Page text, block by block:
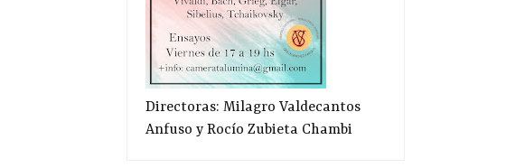
Directoras: Milagro Valdecantos
Anfuso y Rocío Zubieta Chambi